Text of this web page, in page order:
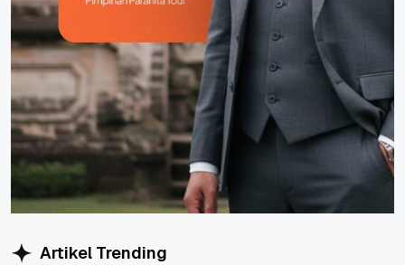
Artikel Trending